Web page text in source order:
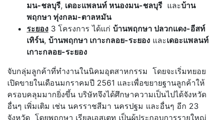
มน-ชลบุรี, เดอะแพลนท์ หนองมน-ชลบุรี และบ้าน
พฤกษา ทุ่งกลม-ตาลหมัน
ระยอง 3 โครงการ ได้แก่ บ้านพฤกษา ปลวกแดง-อีสท์
เทิร์น, บ้านพฤกษา เกาะกลอย-ระยอง และเดอะแพลนท์
เกาะกลอย-ระยอง
จับกลุ่มลูกค้าที่ทำงานในนิคมอุตสาหกรรม โดยจะเริ่มทยอย
เปิดขายในเดือนมกราคมปี 2561 และเพื่อขยายฐานลูกค้าให้
ครอบคลุมมากยิ่งขึ้น บริษัทจึงได้ศึกษาความเป็นไปได้จังหวัด
อื่นๆ เพิ่มเติม เช่น นครราชสีมา นครปฐม และอื่นๆ อีก 23
จังหวัด โดยพฤกษา เรียลเอสเตท เป็นผู้ประกอบการรายใหญ่